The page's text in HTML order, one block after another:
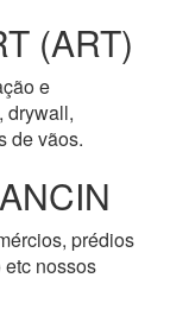
(ART)
e
drywall,
de vãos.
prédios
nossos